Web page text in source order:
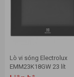
Lò vi sóng Electrolux
EMM23K18GW 23 lít